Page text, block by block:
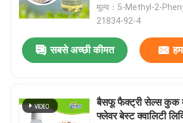
मूल्य：5-Methyl-2-
21834-92-4
सबसे अच्छी कीमत
बैसफू फैक्ट्री सेल्स कुक
फ्लेवर बेस्ट क्वालिटी